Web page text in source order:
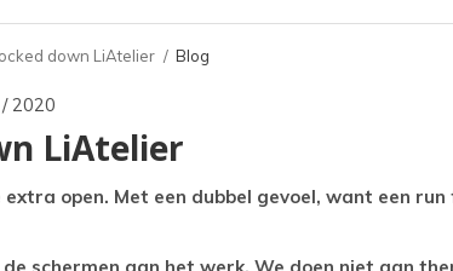
een
resultaat
down LiAtelier Blog
2020
LiAtelier
open. Met een dubbel gevoel, want een